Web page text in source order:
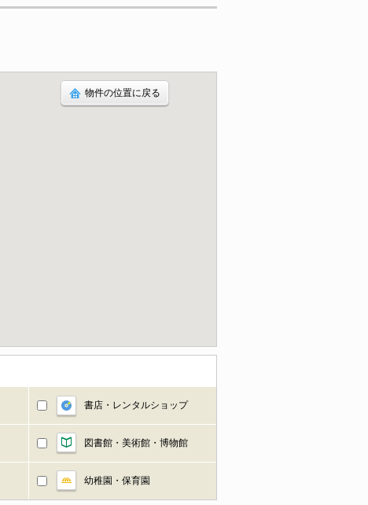
物件の位置に戻る
書店・レンタルショップ
図書館・美術館・博物館
幼稚園・保育園